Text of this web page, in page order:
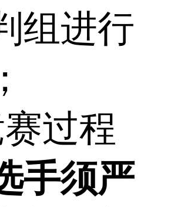
组进行
过程
手须严